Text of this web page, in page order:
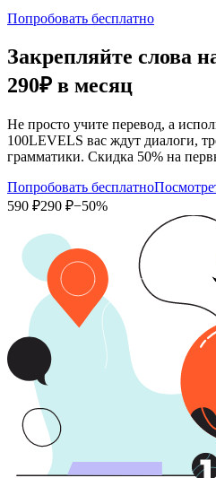
Попробовать бесплатно
Закрепляйте слова
290₽ в месяц
Не просто учите перевод, а
100LEVELS вас ждут диалоги,
грамматики. Скидка 50% на
Попробовать бесплатно
590 ₽290 ₽−50%